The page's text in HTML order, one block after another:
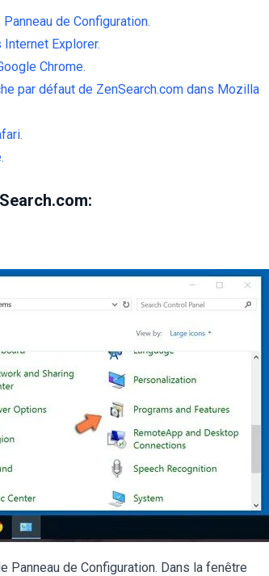
de Configuration.
Explorer.
Chrome.
par défaut de ZenSearch.com dans Mozilla
de Configuration. Dans la fenêtre